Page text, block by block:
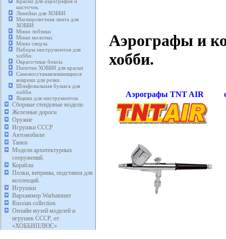
кисточек.
Линейки для ХОББИ
Маскировочная лента для
ХОББИ
Мини лобзики
Мини молотки.
Мини сверла.
Наборы инструментов для
хобби.
Окрасочные боксы.
Пипетки ХОББИ для краски
Самовосстанавливающиеся
коврики для резки.
Шлифовальная бумага для
хобби
Ящики для инструментов.
Сборные стендовые модели.
Железные дороги
Оружие
Игрушки СССР
Автомобили
Танки
Модели архитектурных
сооружений.
Корабли
Полки, витрины, подставки для
коллекций.
Игрушки
Вархаммер Warhammer
Russian collection.
Онлайн музей моделей и
игрушек СССР, от
«ХОББИПЛЮС»
Аэрографы и
хобби.
Аэрографы TNT AIR